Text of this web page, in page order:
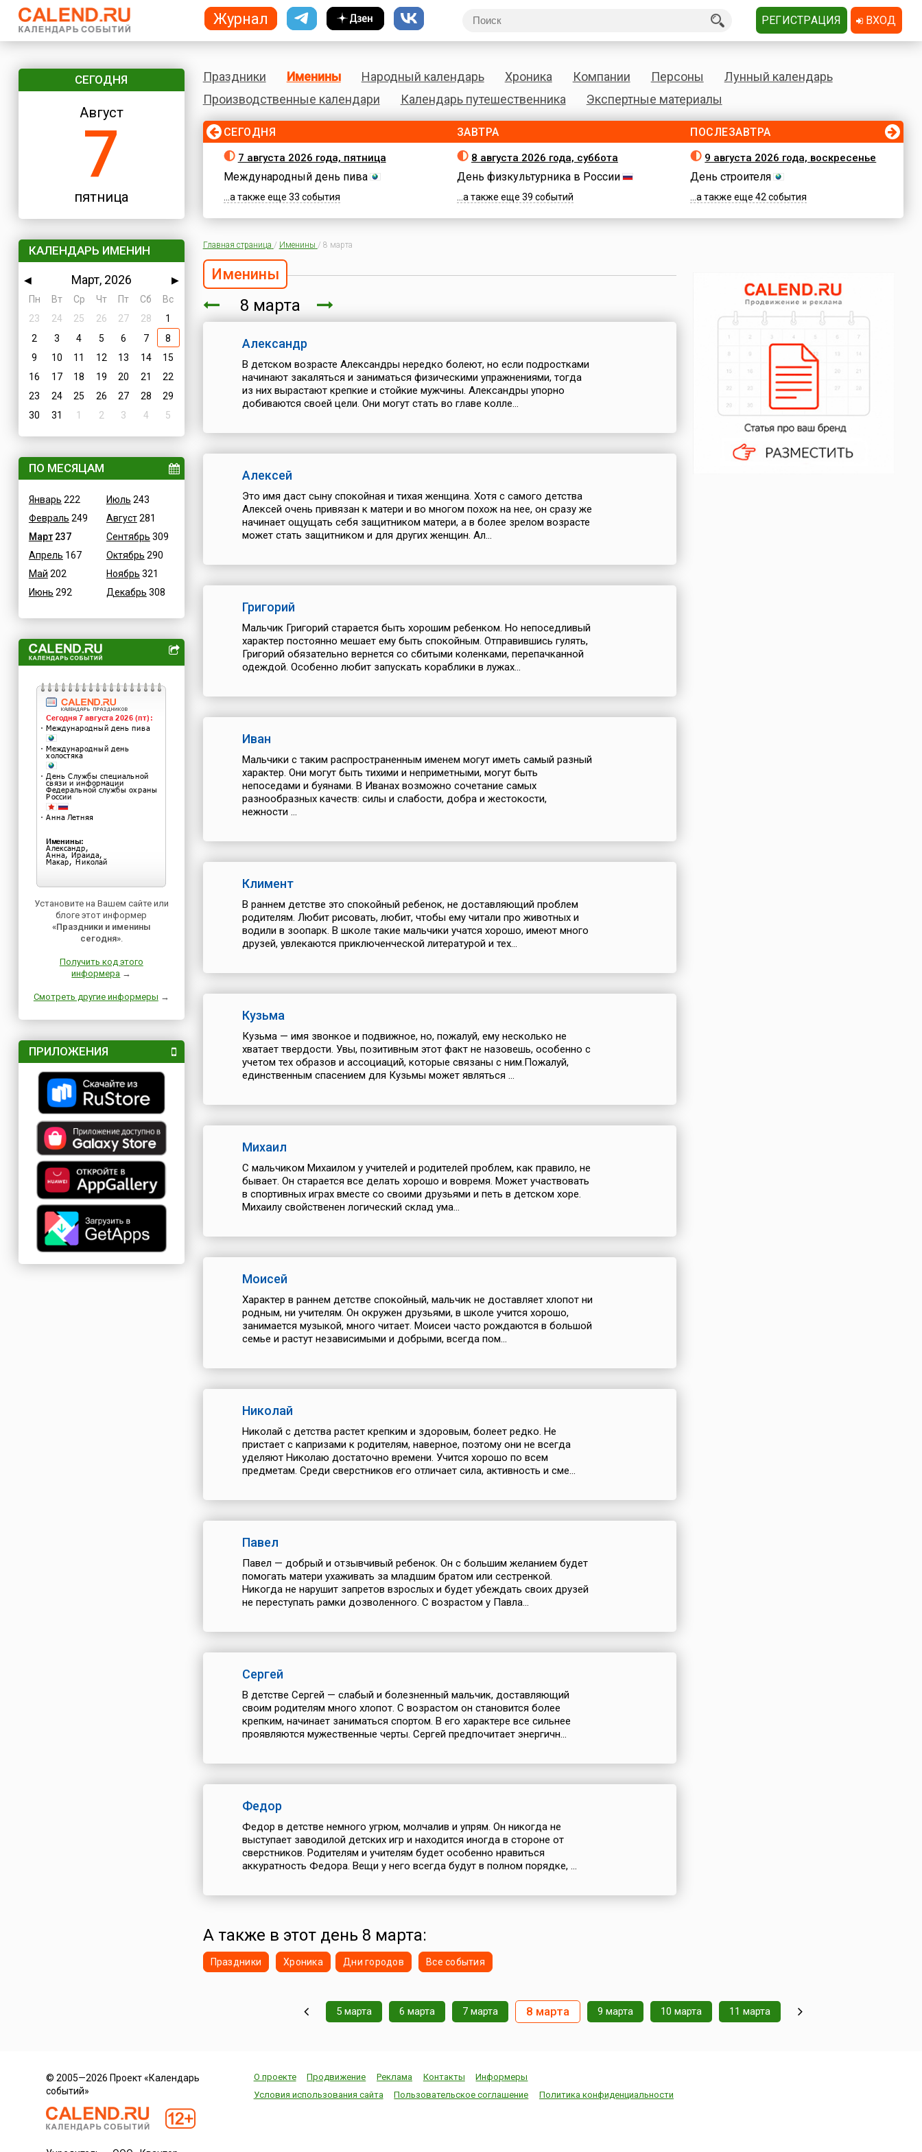
СЕГОДНЯ
Август
7
пятница
КАЛЕНДАРЬ ИМЕНИН
◀ Март, 2026
▶
Пн
Вт Ср Чт Пт Сб
Вс
23
24 25 26 27 28
1
2
3 4 5 6 7
8
9
10 11 12 13 14
15
16
17 18 19 20 21
22
23
24 25 26 27 28
29
30
31 1 2 3 4 5
ПО МЕСЯЦАМ
Январь 222
Февраль 249
Март237
Апрель 167
Май 202
Июнь 292
Июль 243
Август281
Сентябрь 309
Октябрь 290
Ноябрь 321
Декабрь 308
Установите на Вашем сайте или
блоге этот информер
«Праздники и именины
сегодня».
Получить код этого
информера →
Смотреть другие информеры →
ПРИЛОЖЕНИЯ
Праздники Именины Народный календарь Хроника Компании Персоны
Лунный календарь
Производственные календари
Календарь путешественника Экспертные материалы
СЕГОДНЯ
7 августа 2026 года, пятница
Международный день пива
...а также еще 33 события
ЗАВТРА
8 августа 2026 года, суббота
День физкультурника в России
...а также еще 39 событий
ПОСЛЕЗАВТРА
9 августа 2026 года, воскресенье
День строителя
...а также еще 42 события
Главная страница / Именины / 8 марта
Именины
8 марта
Александр
В детском возрасте Александры нередко болеют, но если подростками
начинают закаляться и заниматься физическими упражнениями, тогда
из них вырастают крепкие и стойкие мужчины. Александры упорно
добиваются своей цели. Они могут стать во главе колле...
Алексей
Это имя даст сыну спокойная и тихая женщина. Хотя с самого детства
Алексей очень привязан к матери и во многом похож на нее, он сразу же
начинает ощущать себя защитником матери, а в более зрелом возрасте
может стать защитником и для других женщин. Ал...
Григорий
Мальчик Григорий старается быть хорошим ребенком. Но непоседливый
характер постоянно мешает ему быть спокойным. Отправившись гулять,
Григорий обязательно вернется со сбитыми коленками, перепачканной
одеждой. Особенно любит запускать кораблики в лужах...
Иван
Мальчики с таким распространенным именем могут иметь самый разный
характер. Они могут быть тихими и неприметными, могут быть
непоседами и буянами. В Иванах возможно сочетание самых
разнообразных качеств: силы и слабости, добра и жестокости,
нежности ...
Климент
В раннем детстве это спокойный ребенок, не доставляющий проблем
родителям. Любит рисовать, любит, чтобы ему читали про животных и
водили в зоопарк. В школе такие мальчики учатся хорошо, имеют много
друзей, увлекаются приключенческой литературой и тех...
Кузьма
Кузьма — имя звонкое и подвижное, но, пожалуй, ему несколько не
хватает твердости. Увы, позитивным этот факт не назовешь, особенно с
учетом тех образов и ассоциаций, которые связаны с ним.Пожалуй,
единственным спасением для Кузьмы может являться ...
Михаил
С мальчиком Михаилом у учителей и родителей проблем, как правило, не
бывает. Он старается все делать хорошо и вовремя. Может участвовать
в спортивных играх вместе со своими друзьями и петь в детском хоре.
Михаилу свойственен логический склад ума...
Моисей
Характер в раннем детстве спокойный, мальчик не доставляет хлопот ни
родным, ни учителям. Он окружен друзьями, в школе учится хорошо,
занимается музыкой, много читает. Моисеи часто рождаются в большой
семье и растут независимыми и добрыми, всегда пом...
Николай
Николай с детства растет крепким и здоровым, болеет редко. Не
пристает с капризами к родителям, наверное, поэтому они не всегда
уделяют Николаю достаточно времени. Учится хорошо по всем
предметам. Среди сверстников его отличает сила, активность и сме...
Павел
Павел — добрый и отзывчивый ребенок. Он с большим желанием будет
помогать матери ухаживать за младшим братом или сестренкой.
Никогда не нарушит запретов взрослых и будет убеждать своих друзей
не переступать рамки дозволенного. С возрастом у Павла...
Сергей
В детстве Сергей — слабый и болезненный мальчик, доставляющий
своим родителям много хлопот. С возрастом он становится более
крепким, начинает заниматься спортом. В его характере все сильнее
проявляются мужественные черты. Сергей предпочитает энергичн...
Федор
Федор в детстве немного угрюм, молчалив и упрям. Он никогда не
выступает заводилой детских игр и находится иногда в стороне от
сверстников. Родителям и учителям будет особенно нравиться
аккуратность Федора. Вещи у него всегда будут в полном порядке, ...
А также в этот день 8 марта:
Праздники Хроника Дни городов Все события
5 марта 6 марта 7 марта 8 марта 9 марта 10 марта 11 марта
© 2005—2026 Проект «Календарь
событий»
О проекте Продвижение Реклама Контакты
Информеры
Условия использования сайта
Пользовательское соглашение Политика конфиденциальности
Журнал РЕГИСТРАЦИЯ ВХОД